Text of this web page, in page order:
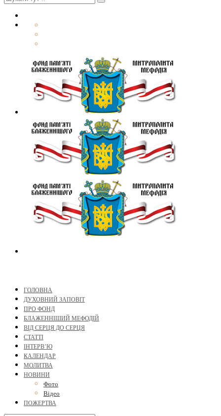
ГОЛОВНА
ДУХОВНИЙ ЗАПОВІТ
ПРО ФОНД
БЛАЖЕННІШИЙ МЕФОДІЙ
ВІД СЕРЦЯ ДО СЕРЦЯ
СТАТТІ
ІНТЕРВ’Ю
КАЛЕНДАР
МОЛИТВА
НОВИНИ
Фото
Відео
ПОЖЕРТВА